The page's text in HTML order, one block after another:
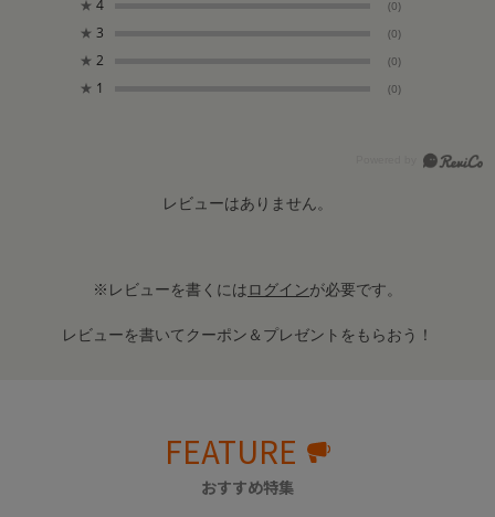
★ 4 (0)
★ 3 (0)
★ 2 (0)
★ 1 (0)
レビューはありません。
※レビューを書くにはログインが必要です。
レビューを書いてクーポン＆プレゼントをもらおう！
FEATURE
おすすめ特集